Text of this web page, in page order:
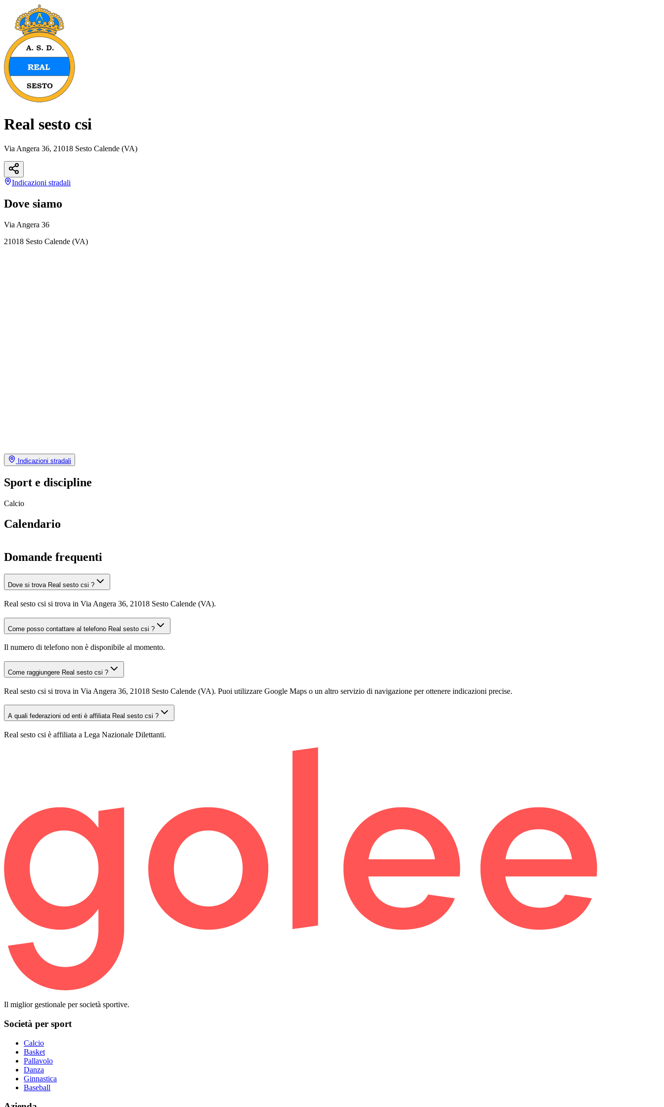
Real sesto csi
Via Angera 36, 21018 Sesto Calende (VA)
Indicazioni stradali
Dove siamo
Via Angera 36
21018 Sesto Calende (VA)
Indicazioni stradali
Sport e discipline
Calcio
Calendario
Domande frequenti
Dove si trova Real sesto csi ?
Real sesto csi si trova in Via Angera 36, 21018 Sesto Calende (VA).
Come posso contattare al telefono Real sesto csi ?
Il numero di telefono non è disponibile al momento.
Come raggiungere Real sesto csi ?
Real sesto csi si trova in Via Angera 36, 21018 Sesto Calende (VA). Puoi utilizzare Google Maps o un altro servizio di navigazione per ottenere indicazioni precise.
A quali federazioni od enti è affiliata Real sesto csi ?
Real sesto csi è affiliata a Lega Nazionale Dilettanti.
Il miglior gestionale per società sportive.
Società per sport
Calcio
Basket
Pallavolo
Danza
Ginnastica
Baseball